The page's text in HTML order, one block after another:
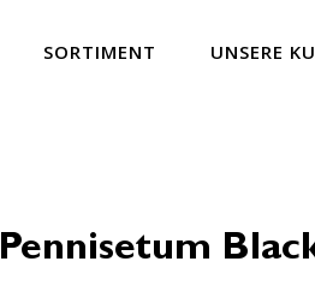
SORTIMENT UNSERE
Pennisetum